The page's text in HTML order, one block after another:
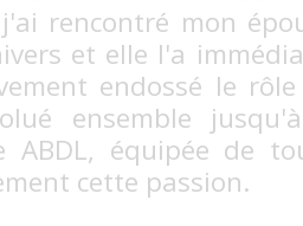
rencontré mon
et elle l'a
endossé le
ensemble
ABDL, équipée de
cette passion.